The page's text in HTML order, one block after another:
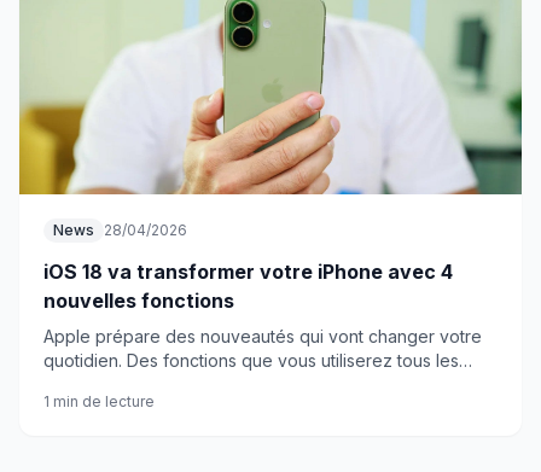
News 28/04/2026
iOS 18 va transformer votre iPhone avec 4
nouvelles fonctions
Apple prépare des nouveautés qui vont changer votre
quotidien. Des fonctions que vous utiliserez tous les
1 min de lecture